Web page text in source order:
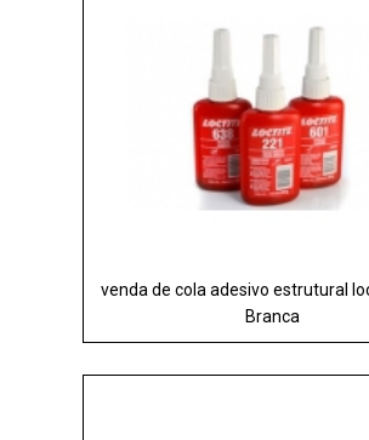
venda de cola adesivo estrutural
Branca